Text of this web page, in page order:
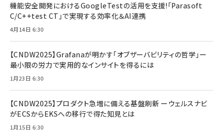
機能安全開発におけるGoogleTestの活用を支援!「Parasoft
C/C++test CT」で実現する効率化＆AI連携
4月14日 6:30
【CNDW2025】Grafanaが明かす「オブザーバビリティの哲学」ー
最小限の労力で実用的なインサイトを得るには
1月23日 6:30
【CNDW2025】プロダクト急増に備える基盤刷新 ーウェルスナビ
がECSからEKSへの移行で得た知見とは
1月15日 6:30